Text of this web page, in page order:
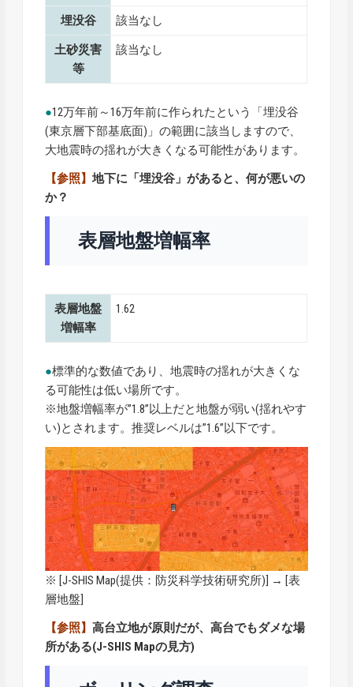
埋没谷 該当なし
土砂災害
等
該当なし
●12万年前～16万年前に作られたという「埋没谷
(東京層下部基底面)」の範囲に該当しますので、
大地震時の揺れが大きくなる可能性があります。
【参照】地下に「埋没谷」があると、何が悪いの
か？
表層地盤増幅率
表層地盤
増幅率
1.62
●標準的な数値であり、地震時の揺れが大きくな
る可能性は低い場所です。
※地盤増幅率が”1.8”以上だと地盤が弱い(揺れやす
い)とされます。推奨レベルは”1.6”以下です。
※ [J-SHIS Map(提供：防災科学技術研究所)] → [表
層地盤]
【参照】高台立地が原則だが、高台でもダメな場
所がある(J-SHIS Mapの見方)